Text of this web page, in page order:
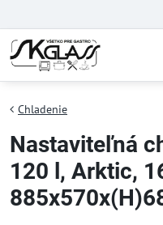
Chladenie
Nastaviteľná
120 l, Arktic,